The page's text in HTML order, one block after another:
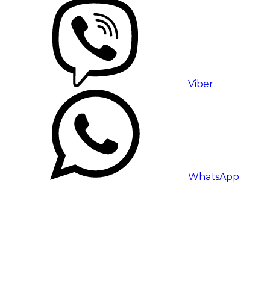
Viber
WhatsApp